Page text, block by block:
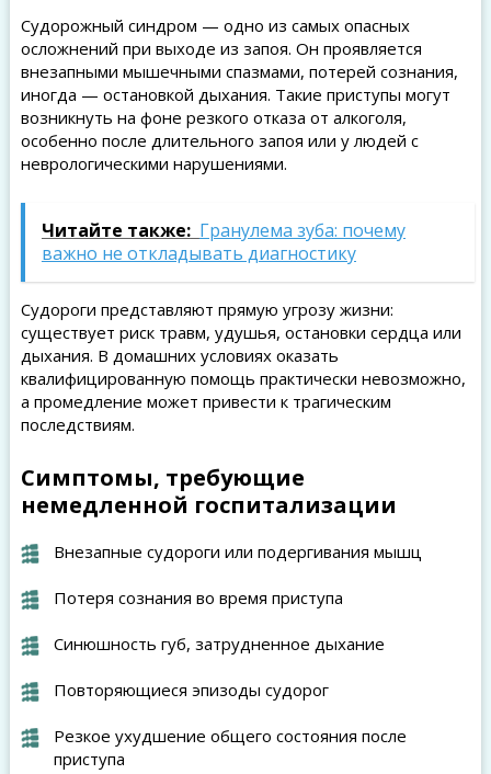
Судорожный синдром — одно из самых опасных
осложнений при выходе из запоя. Он проявляется
внезапными мышечными спазмами, потерей сознания,
иногда — остановкой дыхания. Такие приступы могут
возникнуть на фоне резкого отказа от алкоголя,
особенно после длительного запоя или у людей с
неврологическими нарушениями.
Читайте также: Гранулема зуба: почему
важно не откладывать диагностику
Судороги представляют прямую угрозу жизни:
существует риск травм, удушья, остановки сердца или
дыхания. В домашних условиях оказать
квалифицированную помощь практически невозможно,
а промедление может привести к трагическим
последствиям.
Симптомы, требующие
немедленной госпитализации
Внезапные судороги или подергивания мышц
Потеря сознания во время приступа
Синюшность губ, затрудненное дыхание
Повторяющиеся эпизоды судорог
Резкое ухудшение общего состояния после
приступа